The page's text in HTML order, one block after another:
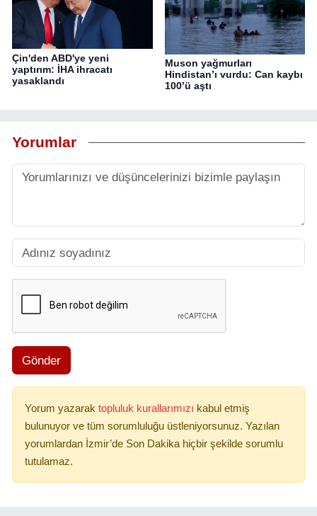
Çin'den ABD'ye yeni
yaptırım: İHA ihracatı
yasaklandı
Muson yağmurları
Hindistan’ı vurdu: Can kaybı
100’ü aştı
Yorumlar
Gönder
Yorum yazarak topluluk kurallarımızı kabul etmiş
bulunuyor ve tüm sorumluluğu üstleniyorsunuz. Yazılan
yorumlardan İzmir’de Son Dakika hiçbir şekilde sorumlu
tutulamaz.